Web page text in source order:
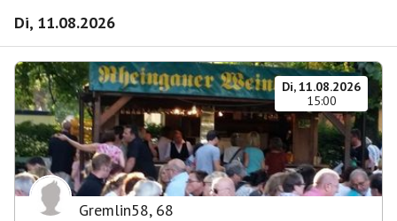
Di, 11.08.2026
Di, 11.08.2026
15:00
Gremlin58, 68